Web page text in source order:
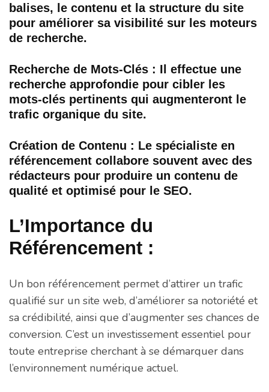
balises, le contenu et la structure du site
pour améliorer sa visibilité sur les moteurs
de recherche.
Recherche de Mots-Clés : Il effectue une
recherche approfondie pour cibler les
mots-clés pertinents qui augmenteront le
trafic organique du site.
Création de Contenu : Le spécialiste en
référencement collabore souvent avec des
rédacteurs pour produire un contenu de
qualité et optimisé pour le SEO.
L’Importance du
Référencement :
Un bon référencement permet d’attirer un trafic
qualifié sur un site web, d’améliorer sa notoriété et
sa crédibilité, ainsi que d’augmenter ses chances de
conversion. C’est un investissement essentiel pour
toute entreprise cherchant à se démarquer dans
l’environnement numérique actuel.